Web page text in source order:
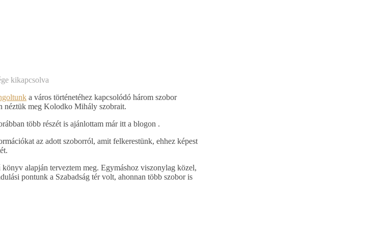
kikapcsolva
a város történetéhez kapcsolódó három szobor
néztük meg Kolodko Mihály szobrait.
több részét is ajánlottam már itt a blogon .
az adott szoborról, amit felkerestünk, ehhez képest
alapján terveztem meg. Egymáshoz viszonylag közel,
pontunk a Szabadság tér volt, ahonnan több szobor is